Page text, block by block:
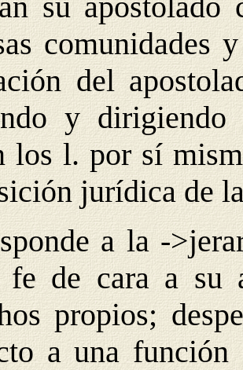
comunidades
del
y dirigiendo
los l. por sí
jurídica de
a la -
de cara a su
propios;
a una